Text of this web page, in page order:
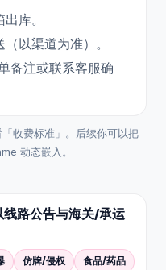
库。
以渠道为准）。
备注或联系客服确
收费标准」。后续你可以把
动态嵌入。
路公告与海关/承运
仿牌/侵权 食品/药品